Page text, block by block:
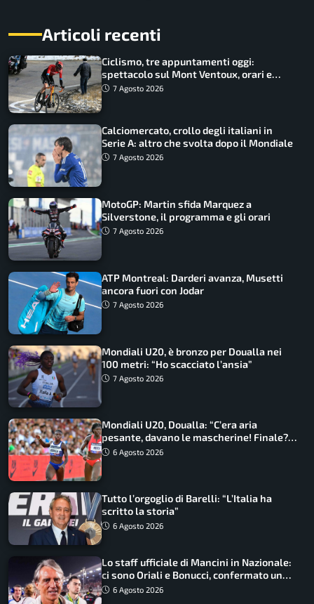
Articoli recenti
Ciclismo, tre appuntamenti oggi:
spettacolo sul Mont Ventoux, orari e
come vederli
7 Agosto 2026
Calciomercato, crollo degli italiani in
Serie A: altro che svolta dopo il Mondiale
7 Agosto 2026
MotoGP: Martin sfida Marquez a
Silverstone, il programma e gli orari
7 Agosto 2026
ATP Montreal: Darderi avanza, Musetti
ancora fuori con Jodar
7 Agosto 2026
Mondiali U20, è bronzo per Doualla nei
100 metri: “Ho scacciato l’ansia”
7 Agosto 2026
Mondiali U20, Doualla: “C’era aria
pesante, davano le mascherine! Finale?
Non ho nulla da perdere”
6 Agosto 2026
Tutto l’orgoglio di Barelli: “L’Italia ha
scritto la storia”
6 Agosto 2026
Lo staff ufficiale di Mancini in Nazionale:
ci sono Oriali e Bonucci, confermato un
ritorno
6 Agosto 2026